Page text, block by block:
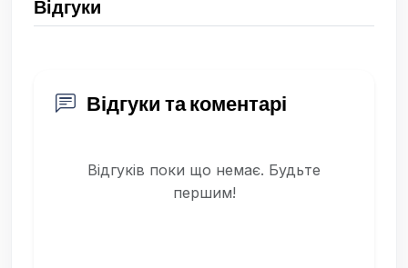
Відгуки
Відгуки та коментарі
Відгуків поки що немає. Будьте
першим!